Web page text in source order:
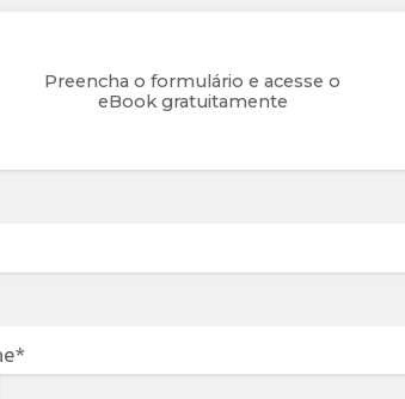
Preencha o formulário e acesse o
eBook gratuitamente